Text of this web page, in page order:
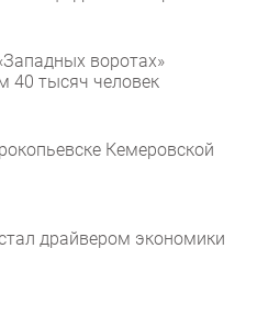
воротах»
40 тысяч человек
Кемеровской
драйвером экономики